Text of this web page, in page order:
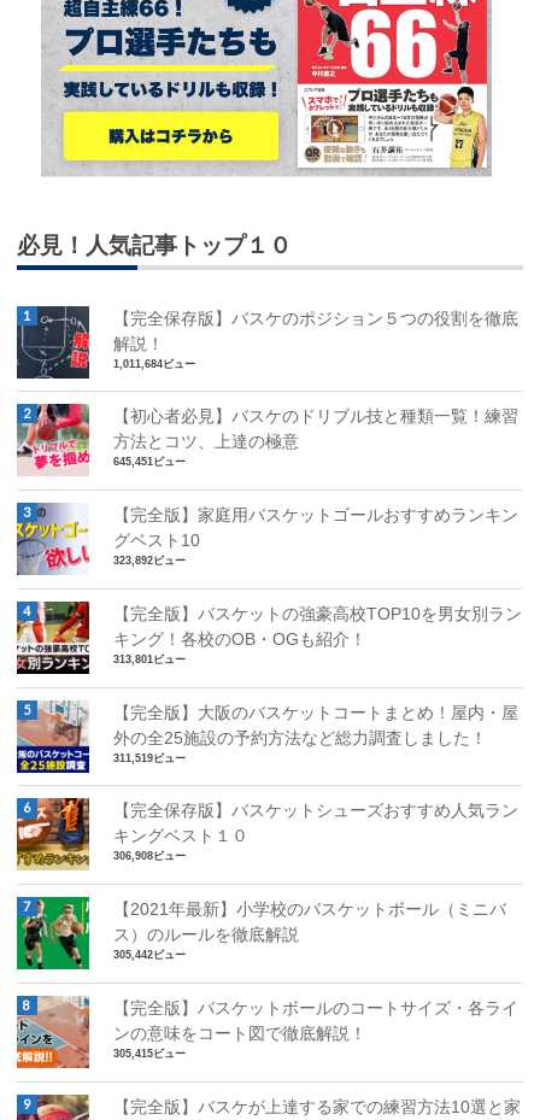
必見！人気記事トップ１０
【完全保存版】バスケのポジション５つの役割を徹底
解説！
1,011,684ビュー
【初心者必見】バスケのドリブル技と種類一覧！練習
方法とコツ、上達の極意
645,451ビュー
【完全版】家庭用バスケットゴールおすすめランキン
グベスト10
323,892ビュー
【完全版】バスケットの強豪高校TOP10を男女別ラン
キング！各校のOB・OGも紹介！
313,801ビュー
【完全版】大阪のバスケットコートまとめ！屋内・屋
外の全25施設の予約方法など総力調査しました！
311,519ビュー
【完全保存版】バスケットシューズおすすめ人気ラン
キングベスト１０
306,908ビュー
【2021年最新】小学校のバスケットボール（ミニバ
ス）のルールを徹底解説
305,442ビュー
【完全版】バスケットボールのコートサイズ・各ライ
ンの意味をコート図で徹底解説！
305,415ビュー
【完全版】バスケが上達する家での練習方法10選と家